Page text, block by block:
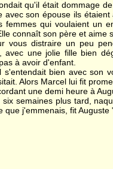
qu'il était dommage
avec son épouse ils
femmes qui voulaient un
connaît son père et aime
vous distraire un peu
avec une jolie fille bien
à avoir d'enfant.
s'entendait bien avec son
Alors Marcel lui fit
une demi heure à
six semaines plus tard,
que j'emmenais, fit Auguste